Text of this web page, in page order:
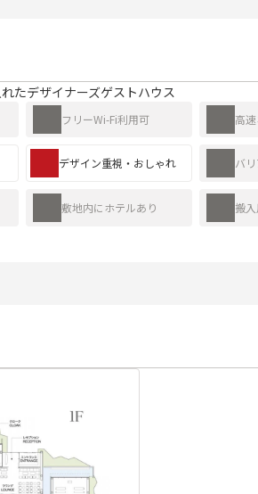
たデザイナーズゲストハウス
フリーWi-Fi利用可 高
デザイン重視・おしゃれ バ
敷地内にホテルあり 搬